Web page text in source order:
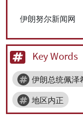
伊朗努尔新闻网
Key Words
伊朗总统佩泽
地区内正